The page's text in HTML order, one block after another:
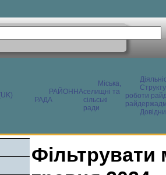
РАЙОННА
РАДА
Міська,
селищні та
сільські
ради
роботи
Фільтрувати